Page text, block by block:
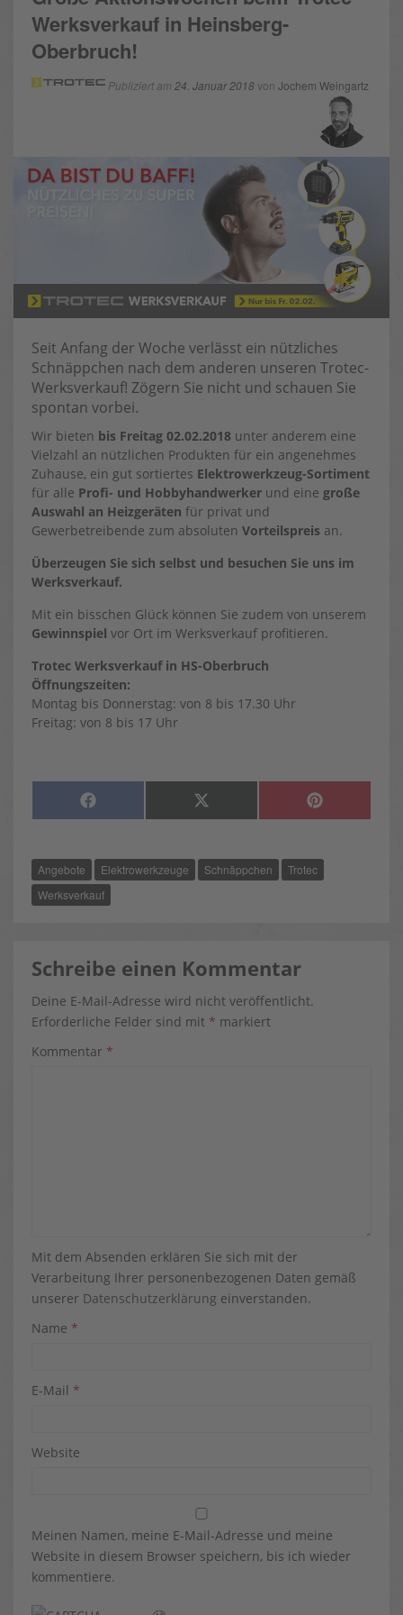
Werksverkauf in Heinsberg-
Oberbruch!
Publiziert am 24. Januar 2018von Jochem Weingartz
Seit Anfang der Woche verlässt ein nützliches
Schnäppchen nach dem anderen unseren Trotec-
Werksverkauf! Zögern Sie nicht und schauen Sie
spontan vorbei.
Wir bieten bis Freitag 02.02.2018 unter anderem eine
Vielzahl an nützlichen Produkten für ein angenehmes
Zuhause, ein gut sortiertes Elektrowerkzeug-Sortiment
für alle Profi- und Hobbyhandwerker und eine große
Auswahl an Heizgeräten für privat und
Gewerbetreibende zum absoluten Vorteilspreis an.
Überzeugen Sie sich selbst und besuchen Sie uns im
Werksverkauf.
Mit ein bisschen Glück können Sie zudem von unserem
Gewinnspiel vor Ort im Werksverkauf profitieren.
Trotec Werksverkauf in HS-Oberbruch
Öffnungszeiten:
Montag bis Donnerstag: von 8 bis 17.30 Uhr
Freitag: von 8 bis 17 Uhr
SHARE
F
A
O
O
K
SHARE
X
(
T
T
E
SHARE
P
I
R
S
Angebote Elektrowerkzeuge Schnäppchen
Trotec
Werksverkauf
Schreibe einen Kommentar
Deine E-Mail-Adresse wird nicht veröffentlicht.
Erforderliche Felder sind mit * markiert
Kommentar *
Mit dem Absenden erklären Sie sich mit der
Verarbeitung Ihrer personenbezogenen Daten gemäß
unserer Datenschutzerklärung einverstanden.
Name *
E-Mail *
Website
Meinen Namen, meine E-Mail-Adresse und meine
Website in diesem Browser speichern, bis ich wieder
kommentiere.